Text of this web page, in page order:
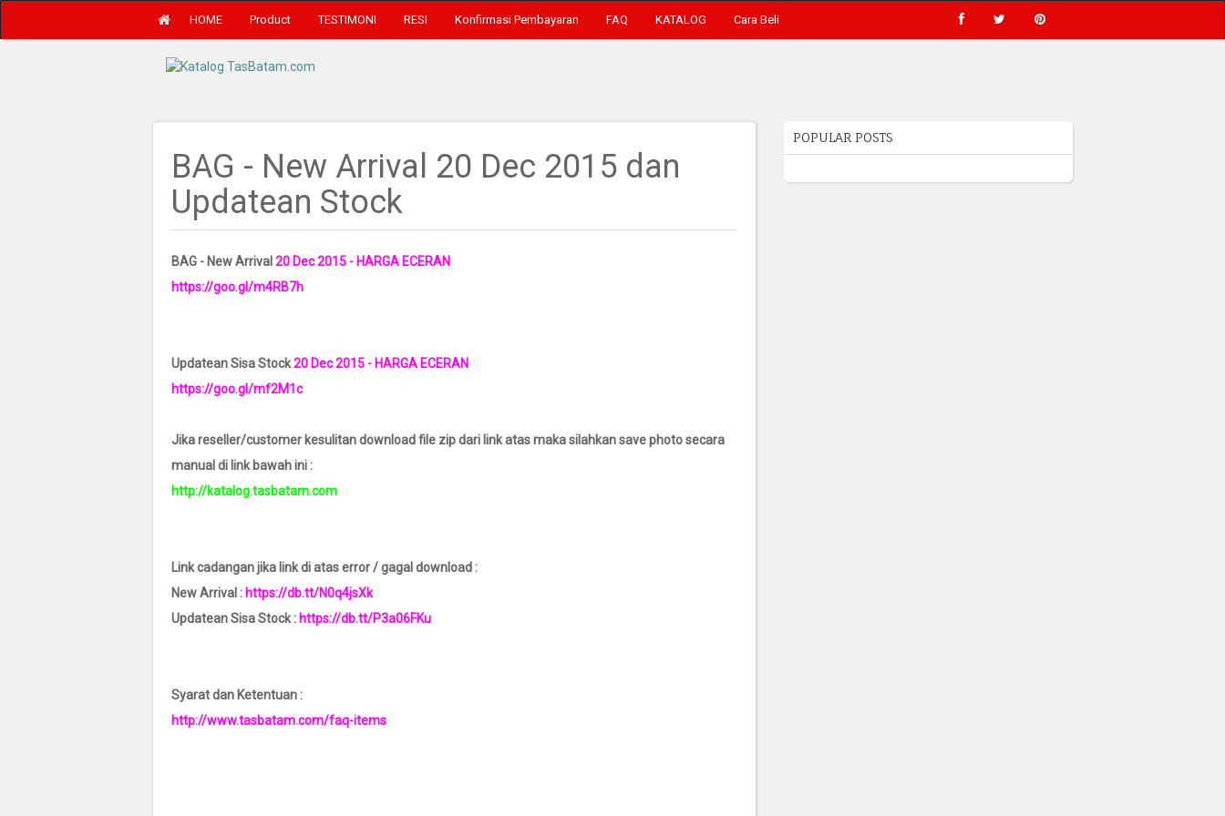
HOME Product TESTIMONI RESI Konfirmasi Pembayaran FAQ KATALOG Cara Beli
BAG - New Arrival 20 Dec 2015 dan
Updatean Stock
BAG - New Arrival 20 Dec 2015 - HARGA ECERAN
https://goo.gl/m4RB7h
Updatean Sisa Stock20 Dec 2015 - HARGA ECERAN
https://goo.gl/mf2M1c
Jika reseller/customer kesulitan download file zip dari link atas maka silahkan save photo secara
manual di link bawah ini :
http://katalog.tasbatam.com
Link cadangan jika link di atas error / gagal download :
New Arrival : https://db.tt/N0q4jsXk
Updatean Sisa Stock : https://db.tt/P3a06FKu
Syarat dan Ketentuan :
http://www.tasbatam.com/faq-items
POPULAR POSTS